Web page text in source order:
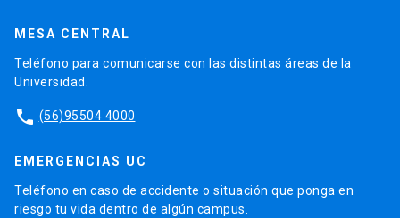
MESA CENTRAL
Teléfono para comunicarse con las distintas áreas de la
Universidad.
phone (56)95504 4000
EMERGENCIAS UC
Teléfono en caso de accidente o situación que ponga en
riesgo tu vida dentro de algún campus.